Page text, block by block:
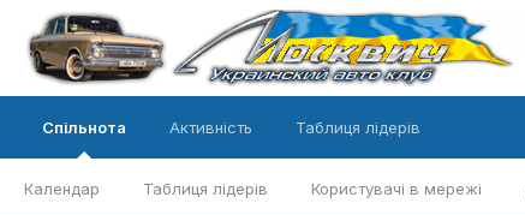
Спільнота
Календар Таблиця лідерів Користувачі в мережі
Активність Таблиця лідерів